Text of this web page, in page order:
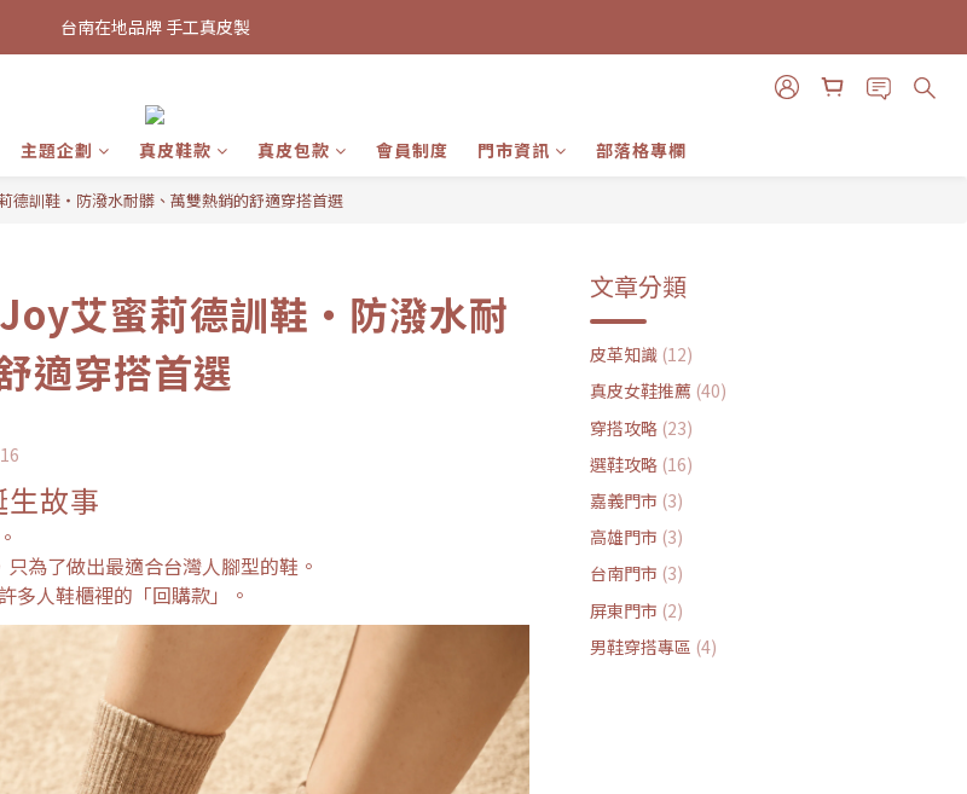
台南在地品牌 手工真皮製
新會員招募中 首次加入領取100元購物金
主題企劃 真皮鞋款 真皮包款 會員制度 門市資訊 部落格專欄
德訓鞋・防潑水耐髒、萬雙熱銷的舒適穿搭首選
艾蜜莉德訓鞋・防潑水耐
適穿搭首選
生故事
為了做出最適合台灣人腳型的鞋。
多人鞋櫃裡的「回購款」。
文章分類
皮革知識 (12)
真皮女鞋推薦 (40)
穿搭攻略 (23)
選鞋攻略 (16)
嘉義門市 (3)
高雄門市 (3)
台南門市 (3)
屏東門市 (2)
男鞋穿搭專區 (4)